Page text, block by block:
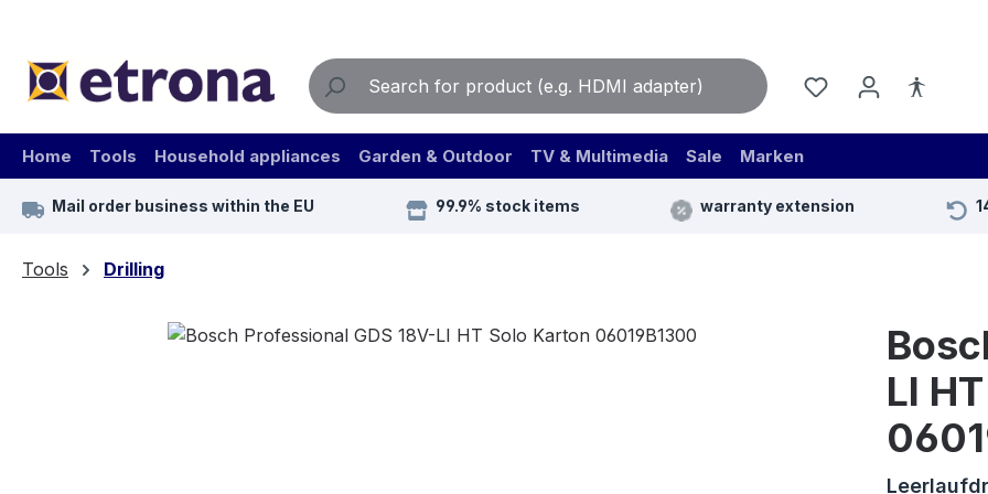
Home Tools Household appliances Garden & Outdoor TV & Multimedia Sale Marken
Mail order business within the EU 99.9% stock items warranty extension
Tools Drilling
Skip image gallery
LI